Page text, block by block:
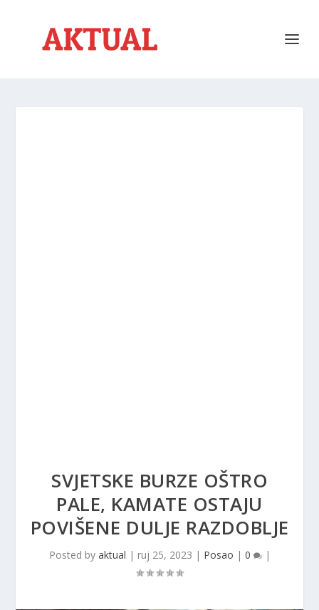
SVJETSKE BURZE OŠTRO
PALE, KAMATE OSTAJU
POVIŠENE DULJE RAZDOBLJE
Posted by aktual | ruj 25, 2023 | Posao | 0 |